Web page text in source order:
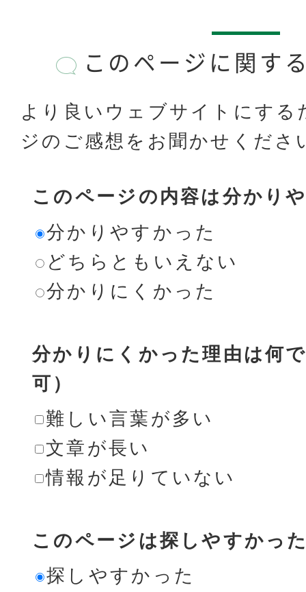
このページに関す
より良いウェブサイトにする
ジのご感想をお聞かせくださ
このページの内容は分かり
分かりやすかった
どちらともいえない
分かりにくかった
分かりにくかった理由は何
可）
難しい言葉が多い
文章が長い
情報が足りていない
このページは探しやすかっ
探しやすかった